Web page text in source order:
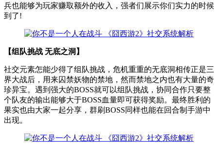
兵也能够为玩家赚取额外的收入，强者们展示你们实力的时候
到了!
【组队挑战 无底之洞】
社交元素怎能少得了组队挑战，危机重重的无底洞相传正是三
界大战后，用来囚禁妖物的禁地，然而禁地之内也有大量的奇
珍异宝。遇到强大的BOSS就可以组队挑战，协同合作只要整
个队友的输出能够大于BOSS血量即可获得奖励。最终胜利的
果实也由大家一起分享，群刷BOSS同样也能在回合制手游中
出现。